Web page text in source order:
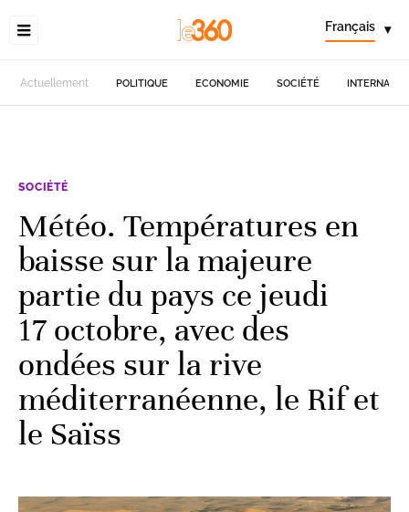
Français ▾
Actuellement POLITIQUE ECONOMIE SOCIÉTÉ
SOCIÉTÉ
Météo. Températures en
baisse sur la majeure
partie du pays ce jeudi
17 octobre, avec des
ondées sur la rive
méditerranéenne, le Rif et
le Saïss